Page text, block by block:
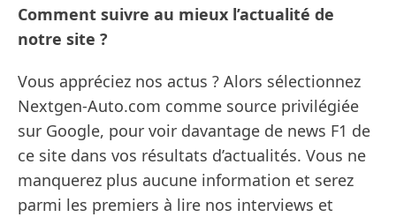
Comment suivre au mieux l’actualité de
notre site ?
Vous appréciez nos actus ? Alors sélectionnez
Nextgen-Auto.com comme source privilégiée
sur Google, pour voir davantage de news F1 de
ce site dans vos résultats d’actualités. Vous ne
manquerez plus aucune information et serez
parmi les premiers à lire nos interviews et